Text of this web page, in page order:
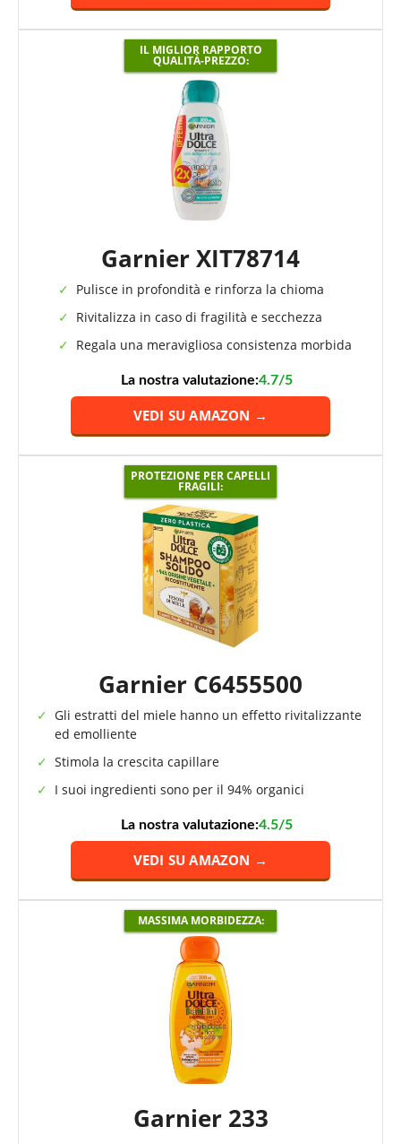
IL MIGLIOR RAPPORTO
QUALITÀ-PREZZO:
Garnier XIT78714
Pulisce in profondità e rinforza la chioma
Rivitalizza in caso di fragilità e secchezza
Regala una meravigliosa consistenza morbida
La nostra valutazione:4.7/5
VEDI SU AMAZON →
PROTEZIONE PER CAPELLI
FRAGILI:
Garnier C6455500
Gli estratti del miele hanno un effetto rivitalizzante
ed emolliente
Stimola la crescita capillare
I suoi ingredienti sono per il 94% organici
La nostra valutazione:4.5/5
VEDI SU AMAZON →
MASSIMA MORBIDEZZA:
Garnier 233